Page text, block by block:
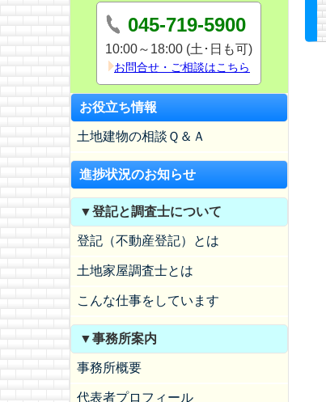
045-719-5900
10:00～18:00 (土･日も可)
お問合せ・ご相談はこちら
お役立ち情報
土地建物の相談Ｑ＆Ａ
進捗状況のお知らせ
▼登記と調査士について
登記（不動産登記）とは
土地家屋調査士とは
こんな仕事をしています
▼事務所案内
事務所概要
代表者プロフィール